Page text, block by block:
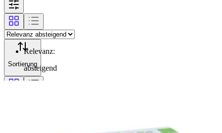
Sortierung
Relevanz:
absteigend